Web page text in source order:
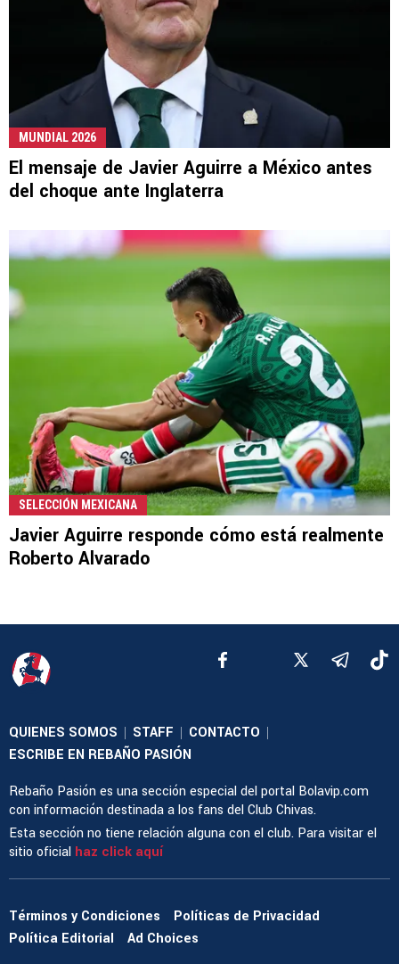
MUNDIAL 2026
El mensaje de Javier Aguirre a México antes
del choque ante Inglaterra
SELECCIÓN MEXICANA
Javier Aguirre responde cómo está realmente
Roberto Alvarado
QUIENES SOMOS | STAFF | CONTACTO |
ESCRIBE EN REBAÑO PASIÓN
Rebaño Pasión es una sección especial del portal Bolavip.com
con información destinada a los fans del Club Chivas.
Esta sección no tiene relación alguna con el club. Para visitar el
sitio oficial haz click aquí
Términos y Condiciones
Políticas de Privacidad
Política Editorial
Ad Choices